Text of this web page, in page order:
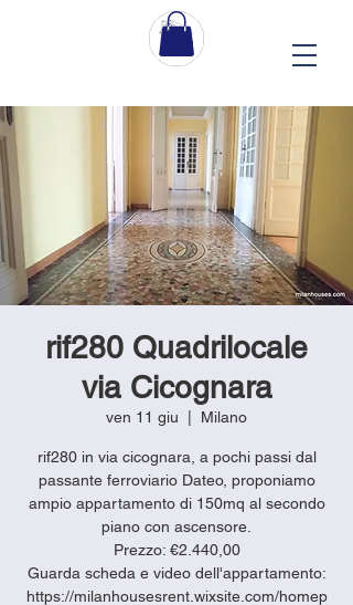
rif280 Quadrilocale
via Cicognara
ven 11 giu Milano
rif280 in via cicognara, a pochi passi dal
passante ferroviario Dateo, proponiamo
ampio appartamento di 150mq al secondo
piano con ascensore.
Prezzo: €2.440,00
Guarda scheda e video dell'appartamento:
https://milanhousesrent.wixsite.com/homep